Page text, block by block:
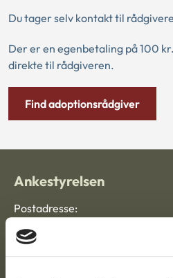
Du tager selv kontakt til
Der er en egenbetaling på 100
direkte til rådgiveren.
Find adoptionsrådgiver
Ankestyrelsen
Postadresse:
Nytorv 7, 2. sal
9000 Aalborg